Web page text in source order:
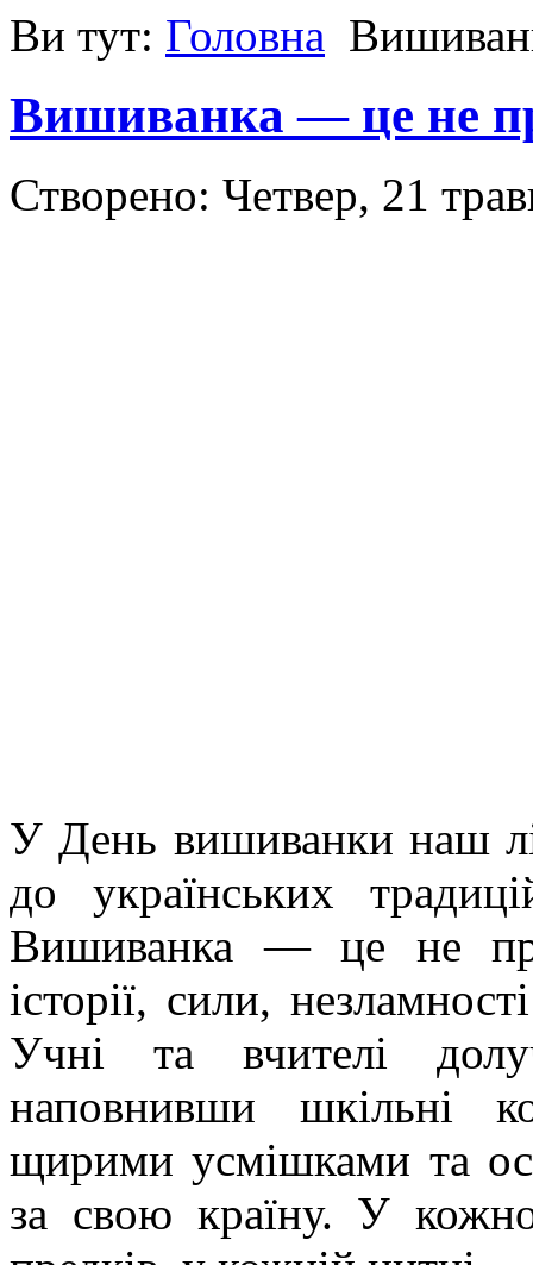
Ви тут: Головна
Вишиванка — це не
Створено: Четвер, 21
У День вишиванки наш
до українських
Вишиванка — це не
історії, сили,
Учні та вчителі
наповнивши шкільні
щирими усмішками та
за свою країну. У